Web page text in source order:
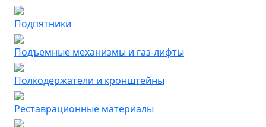
Подпятники
Подъемные механизмы и газ-лифты
Полкодержатели и кронштейны
Реставрационные материалы